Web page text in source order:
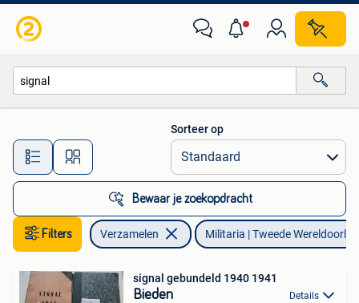
Alle afstanden…
Sorteer op
Bewaar je zoekopdracht
Filters Verzamelen Militaria | Tweede Wereldoorlog
signal gebundeld 1940 1941
Bieden Details